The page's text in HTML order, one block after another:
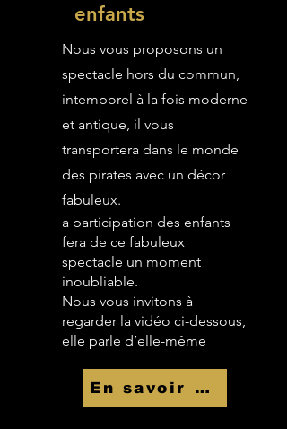
enfants
Nous vous proposons un
spectacle hors du commun,
intemporel à la fois moderne
et antique, il vous
transportera dans le monde
des pirates avec un décor
fabuleux.
a participation des enfants
fera de ce fabuleux
spectacle un moment
inoubliable.
Nous vous invitons à
regarder la vidéo ci-dessous,
elle parle d’elle-même
En savoir Plus